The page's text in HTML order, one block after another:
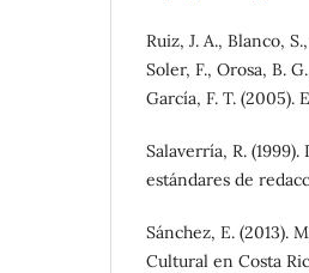
Ruiz, J. A., Blanco,
Soler, F., Orosa, B.
García, F. T. (2005).
Salaverría, R.
estándares de
Sánchez, E. (2013).
Cultural en Costa